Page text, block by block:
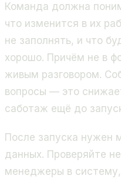
Команда должна
что изменится в их
не заполнять, и что
хорошо. Причём не в
живым разговором.
вопросы — это
саботаж ещё до
После запуска нужен
данных. Проверяйте
менеджеры в систему,